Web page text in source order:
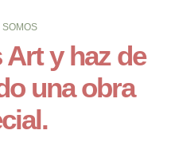
y haz de
una obra